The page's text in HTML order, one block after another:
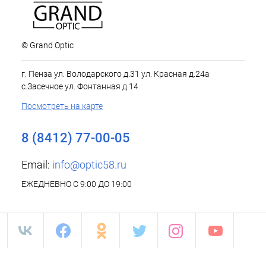
© Grand Optic
г. Пенза ул. Володарского д.31 ул. Красная д.24а
с.Засечное ул. Фонтанная д.14
Посмотреть на карте
8 (8412) 77-00-05
Email: info@optic58.ru
ЕЖЕДНЕВНО С 9:00 ДО 19:00